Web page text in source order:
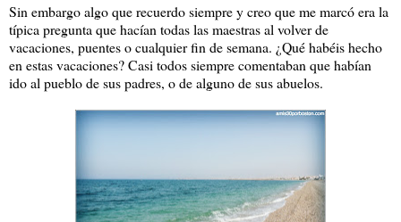
Sin embargo algo que recuerdo siempre y creo que me marcó era la
típica pregunta que hacían todas las maestras al volver de
vacaciones, puentes o cualquier fin de semana. ¿Qué habéis hecho
en estas vacaciones? Casi todos siempre comentaban que habían
ido al pueblo de sus padres, o de alguno de sus abuelos.